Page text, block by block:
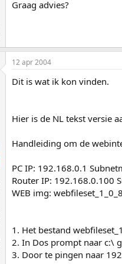
Graag advies?
12 apr 2004
Dit is wat ik kon vinden.
Hier is de NL tekst versie
Handleiding om de
PC IP: 192.168.0.1
Router IP: 192.168.0.100
WEB img:
1. Het bestand
2. In Dos prompt naar c:\
3. Door te pingen naar